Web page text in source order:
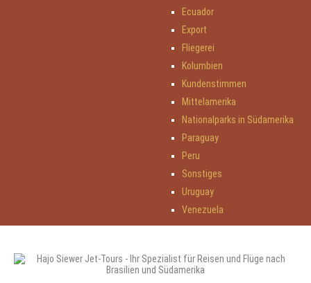
Ecuador
Export
Fliegerei
Kolumbien
Kundenstimmen
Mittelamerika
Nationalparks in Südamerika
Paraguay
Peru
Sonstiges
Uruguay
Venezuela